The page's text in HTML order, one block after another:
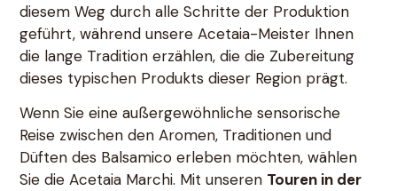
diesem Weg durch alle Schritte der Produktion
geführt, während unsere Acetaia-Meister Ihnen
die lange Tradition erzählen, die die Zubereitung
dieses typischen Produkts dieser Region prägt.
Wenn Sie eine außergewöhnliche sensorische
Reise zwischen den Aromen, Traditionen und
Düften des Balsamico erleben möchten, wählen
Sie die Acetaia Marchi. Mit unseren Touren in der